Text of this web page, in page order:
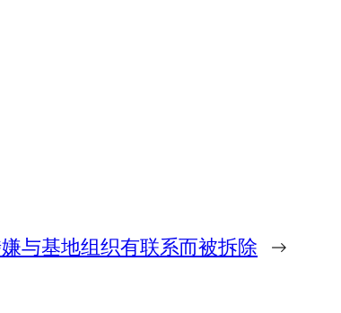
与基地组织有联系而被拆除 →